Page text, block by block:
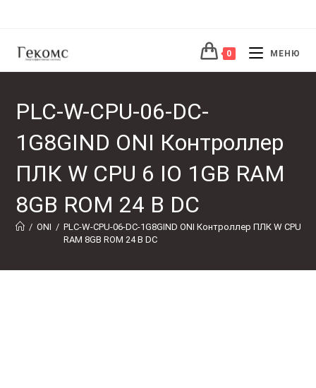
0 МЕНЮ
PLC-W-CPU-06-DC-
1G8GIND ONI Контроллер
ПЛК W CPU 6 IO 1GB RAM
8GB ROM 24 В DC
/ ONI / PLC-W-CPU-06-DC-1G8GIND ONI Контроллер ПЛК W CPU 6
RAM 8GB ROM 24 В DC